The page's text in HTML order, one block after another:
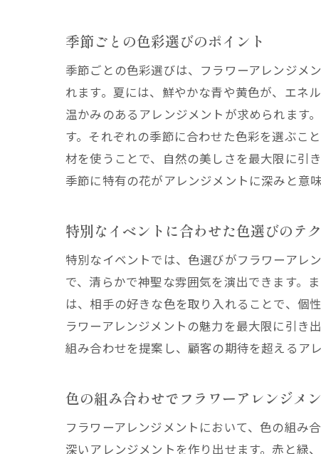
季節ごとの色彩選びのポイント
季節ごとの色彩選びは、フラワーアレンジメ
れます。夏には、鮮やかな青や黄色が、エネ
温かみのあるアレンジメントが求められます
す。それぞれの季節に合わせた色彩を選ぶこ
材を使うことで、自然の美しさを最大限に引
季節に特有の花がアレンジメントに深みと意味
特別なイベントに合わせた色選びのテ
特別なイベントでは、色選びがフラワーアレ
で、清らかで神聖な雰囲気を演出できます。
は、相手の好きな色を取り入れることで、個
ラワーアレンジメントの魅力を最大限に引き
組み合わせを提案し、顧客の期待を超えるア
色の組み合わせでフラワーアレンジメ
フラワーアレンジメントにおいて、色の組み
深いアレンジメントを作り出せます。赤と緑